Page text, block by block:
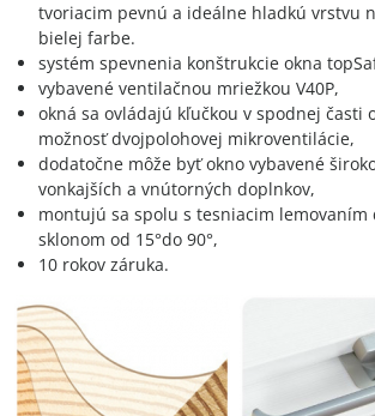
tvoriacim pevnú a ideálne hladkú vrstvu
bielej farbe.
systém spevnenia konštrukcie okna
vybavené ventilačnou mriežkou V40P,
okná sa ovládajú kľučkou v spodnej časti
možnosť dvojpolohovej mikroventilácie,
dodatočne môže byť okno vybavené
vonkajších a vnútorných doplnkov,
montujú sa spolu s tesniacim lemovaním
sklonom od 15°do 90°,
10 rokov záruka.